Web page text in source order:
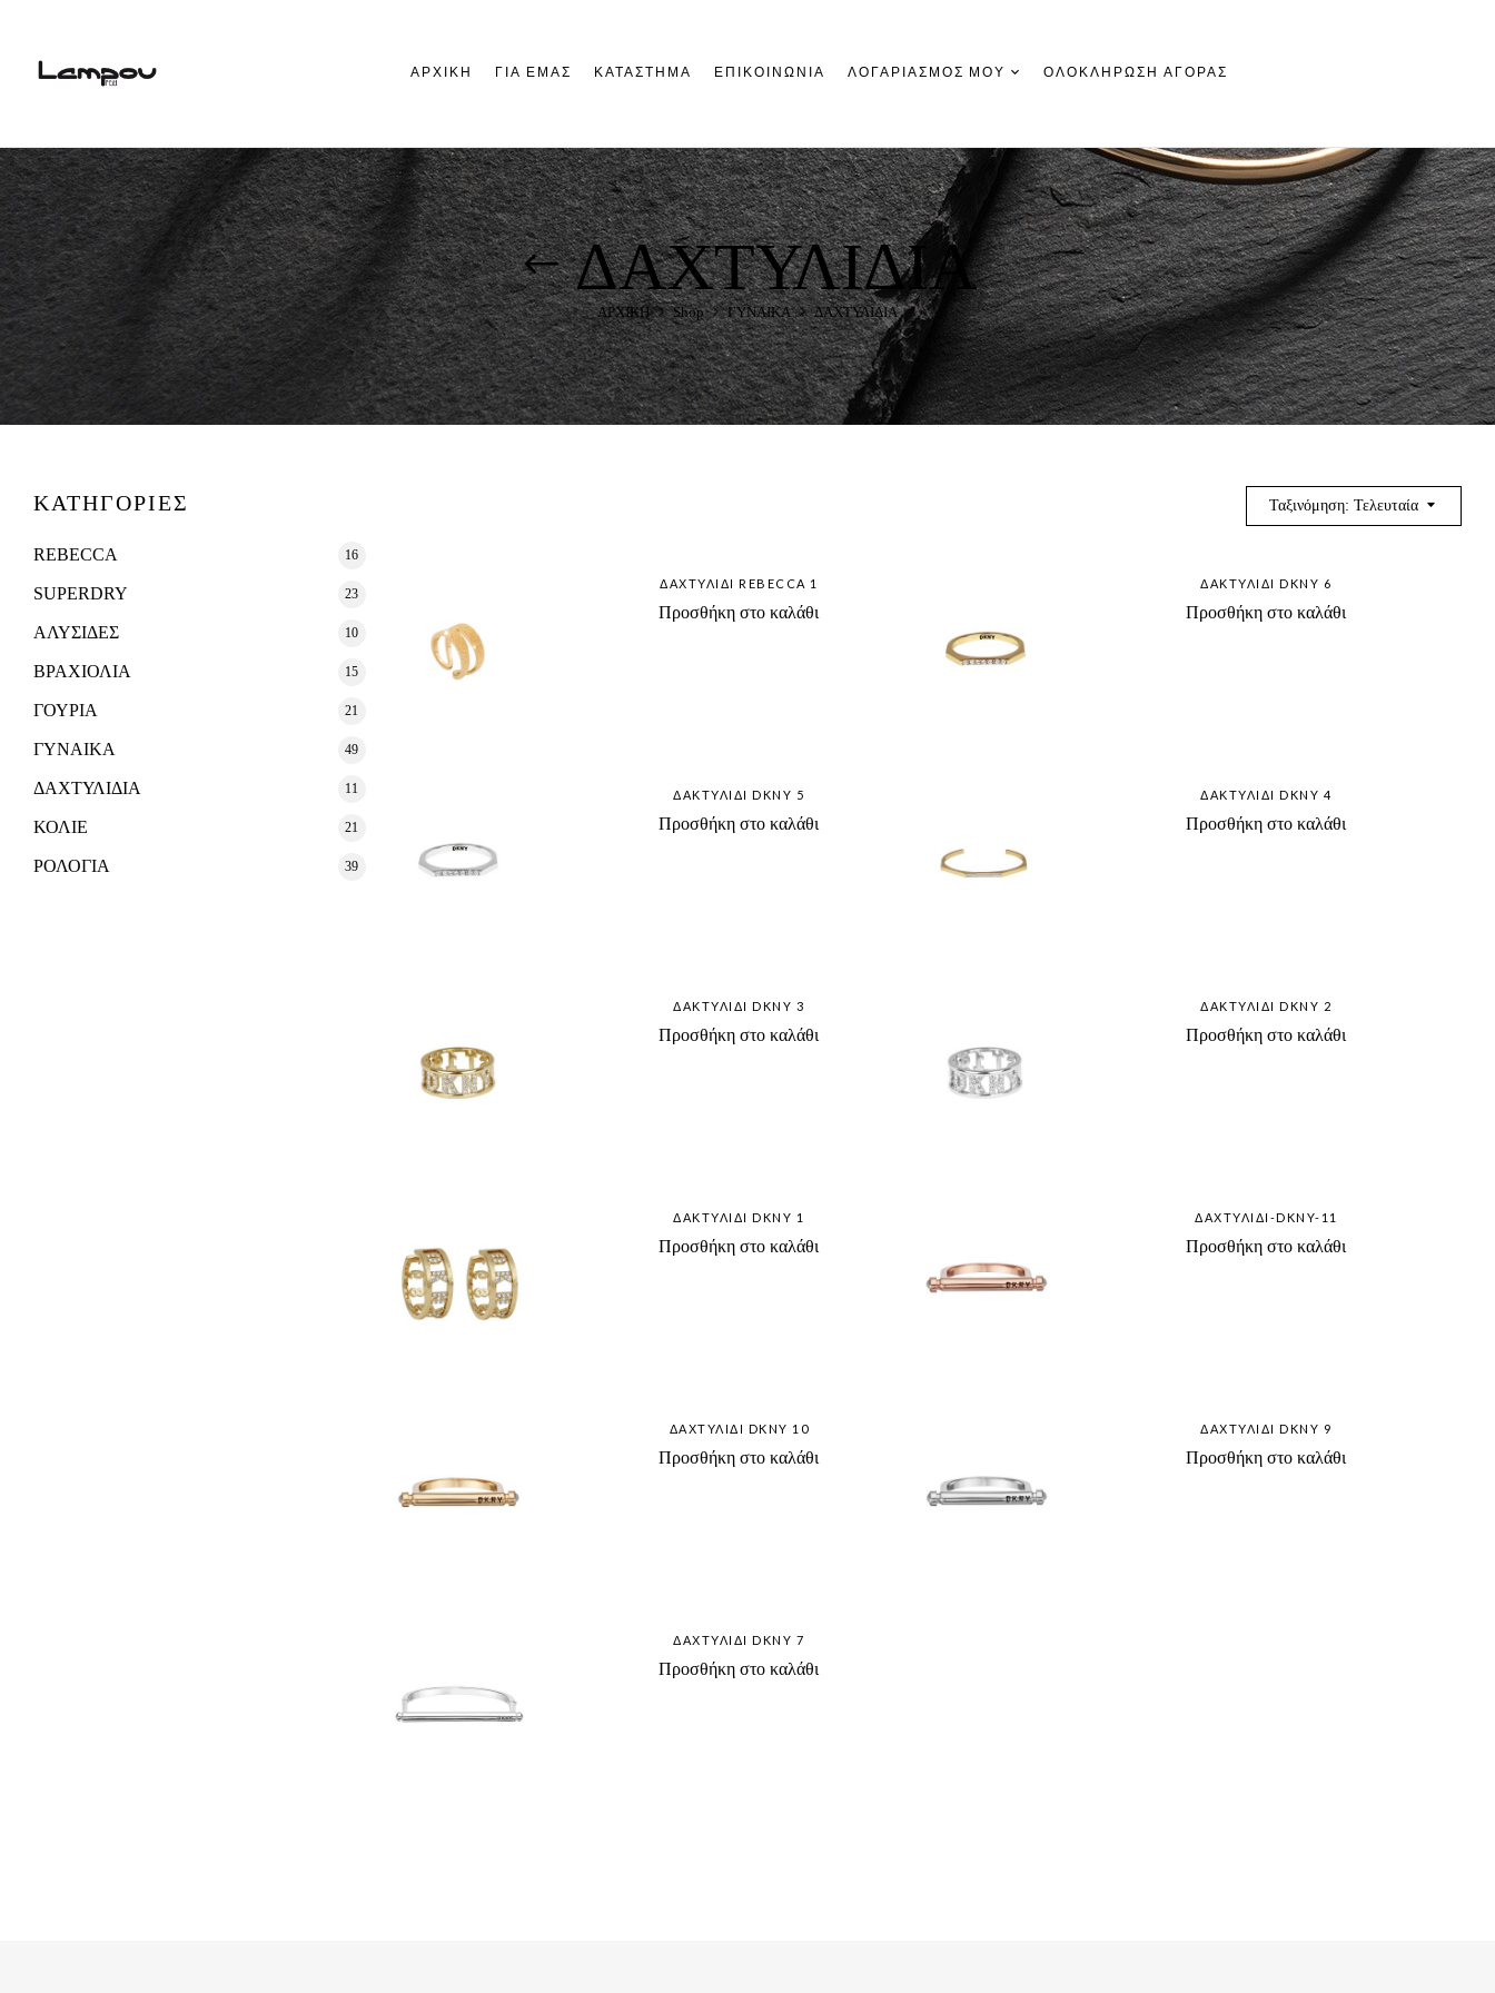
ΑΡΧΙΚΗ ΓΙΑ ΕΜΑΣ ΚΑΤΑΣΤΗΜΑ ΕΠΙΚΟΙΝΩΝΙΑ ΛΟΓΑΡΙΑΣΜΟΣ ΜΟΥ ΟΛΟΚΛΗΡΩΣΗ ΑΓΟΡΑΣ
ΔΑΧΤΥΛΙΔΙΑ
ΑΡΧΙΚΗ Shop ΓΥΝΑΙΚΑ ΔΑΧΤΥΛΙΔΙΑ
ΚΑΤΗΓΟΡΙΕΣ
REBECCA 16
SUPERDRY 23
ΑΛΥΣΙΔΕΣ 10
ΒΡΑΧΙΟΛΙΑ 15
ΓΟΥΡΙΑ 21
ΓΥΝΑΙΚΑ 49
ΔΑΧΤΥΛΙΔΙΑ 11
ΚΟΛΙΕ 21
ΡΟΛΟΓΙΑ 39
Ταξινόμηση: Τελευταία
ΔΑΧΤΥΛΊΔΙ REBECCA 1
Προσθήκη στο καλάθι
ΔΑΚΤΥΛΊΔΙ DKNY 6
Προσθήκη στο καλάθι
ΔΑΚΤΥΛΊΔΙ DKNY 5
Προσθήκη στο καλάθι
ΔΑΚΤΥΛΊΔΙ DKNY 4
Προσθήκη στο καλάθι
ΔΑΚΤΥΛΊΔΙ DKNY 3
Προσθήκη στο καλάθι
ΔΑΚΤΥΛΊΔΙ DKNY 2
Προσθήκη στο καλάθι
ΔΑΚΤΥΛΊΔΙ DKNY 1
Προσθήκη στο καλάθι
ΔΑΧΤΥΛΊΔΙ-DKNY-11
Προσθήκη στο καλάθι
ΔΑΧΤΥΛΊΔΙ DKNY 10
Προσθήκη στο καλάθι
ΔΑΧΤΥΛΊΔΙ DKNY 9
Προσθήκη στο καλάθι
ΔΑΧΤΥΛΊΔΙ DKNY 7
Προσθήκη στο καλάθι